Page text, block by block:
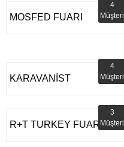
MOSFED FUARI
4
Müşteri
KARAVANİST
4
Müşteri
R+T TURKEY FUARI
3
Müşteri